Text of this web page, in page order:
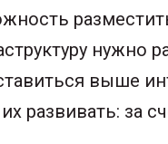
нужно
выше
их развивать: за